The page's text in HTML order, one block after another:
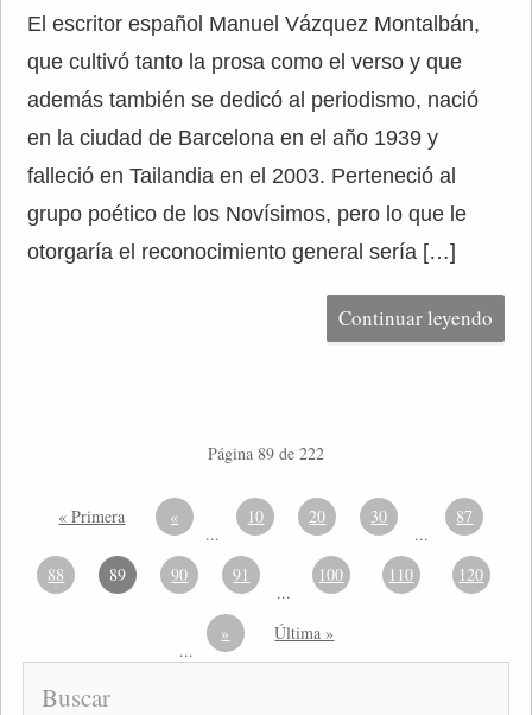
El escritor español Manuel Vázquez Montalbán,
que cultivó tanto la prosa como el verso y que
además también se dedicó al periodismo, nació
en la ciudad de Barcelona en el año 1939 y
falleció en Tailandia en el 2003. Perteneció al
grupo poético de los Novísimos, pero lo que le
otorgaría el reconocimiento general sería […]
Continuar leyendo
Página 89 de 222
« Primera «
...
10 20 30
...
87
88 89 90 91
...
100 110 120
...
» Última »
Buscar